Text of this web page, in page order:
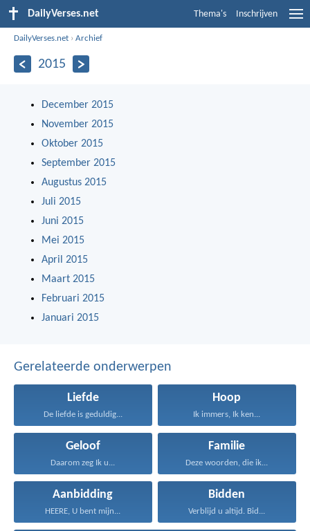
DailyVerses.net Thema's Inschrijven
DailyVerses.net ›Archief
2015
December 2015
November 2015
Oktober 2015
September 2015
Augustus 2015
Juli 2015
Juni 2015
Mei 2015
April 2015
Maart 2015
Februari 2015
Januari 2015
Gerelateerde onderwerpen
Liefde
De liefde is geduldig...
Hoop
Ik immers, Ik ken...
Geloof
Daarom zeg Ik u...
Familie
Deze woorden, die ik...
Aanbidding
HEERE, U bent mijn...
Bidden
Verblijd u altijd. Bid...